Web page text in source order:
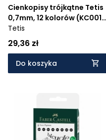
Cienkopisy trójkątne Tetis
0,7mm, 12 kolorów (KC001-
B)
Tetis
29,36 zł
Do koszyka